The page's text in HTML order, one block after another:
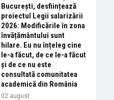
București, desființează
proiectul Legii salarizării
2026: Modificările în zona
învățământului sunt
hilare. Eu nu înțeleg cine
le-a făcut, de ce le-a făcut
și de ce nu este
consultată comunitatea
academică din România
02 august